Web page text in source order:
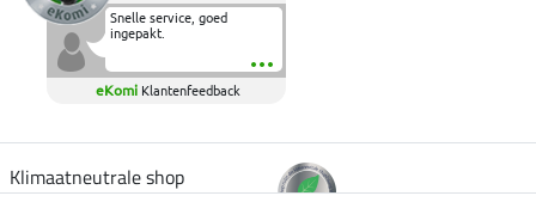
Snelle service, goed
ingepakt.
eKomi Klantenfeedback
Klimaatneutrale shop